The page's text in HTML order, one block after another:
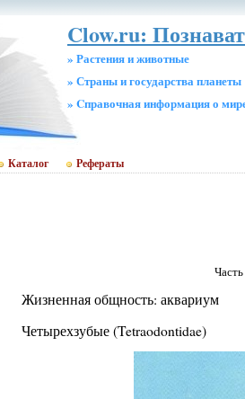
Clow.ru:
» Растения и животные
» Страны и государства планеты
» Cправочная информация о
Каталог Рефераты
Жизненная общность: аквариум
Четырехзубые (Tetraodontidae)